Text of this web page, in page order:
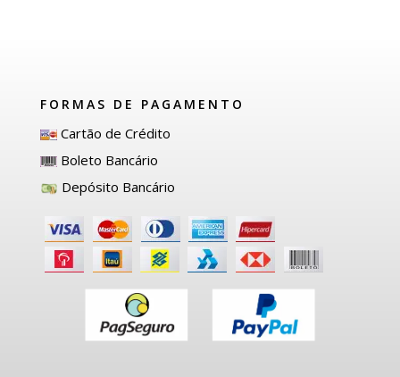
FORMAS DE PAGAMENTO
Cartão de Crédito
Boleto Bancário
Depósito Bancário